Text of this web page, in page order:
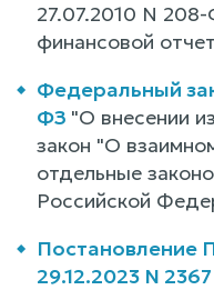
27.07.2010 N
финансовой
Федеральный
ФЗ "О внесении
закон "О
отдельные
Российской
Постановление
29.12.2023 N 2367